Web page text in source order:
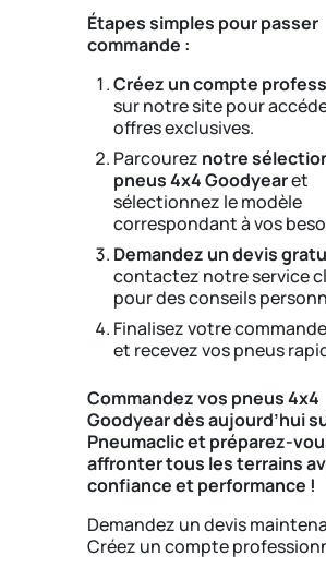
Étapes simples pour passer
commande :
Créez un compte
sur notre site pour
offres exclusives.
Parcourez notre
pneus 4x4 Goodyearet
sélectionnez le modèle
correspondant à vos
Demandez un devis
contactez notre service
pour des conseils
Finalisez votre
et recevez vos pneus
Commandez vos pneus 4x4
Goodyear dès aujourd’hui
Pneumaclic et préparez-
affronter tous les terrains
confiance et performance !
Demandez un devis
Créez un compte